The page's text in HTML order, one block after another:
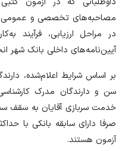
مصاحبه‌های تخصصی و
در مراحل ارزیابی، فرآیند
آیین‌نامه‌های داخلی بانک شهر
خدمت سربازی آقایان به سقف
آزمون هستند.